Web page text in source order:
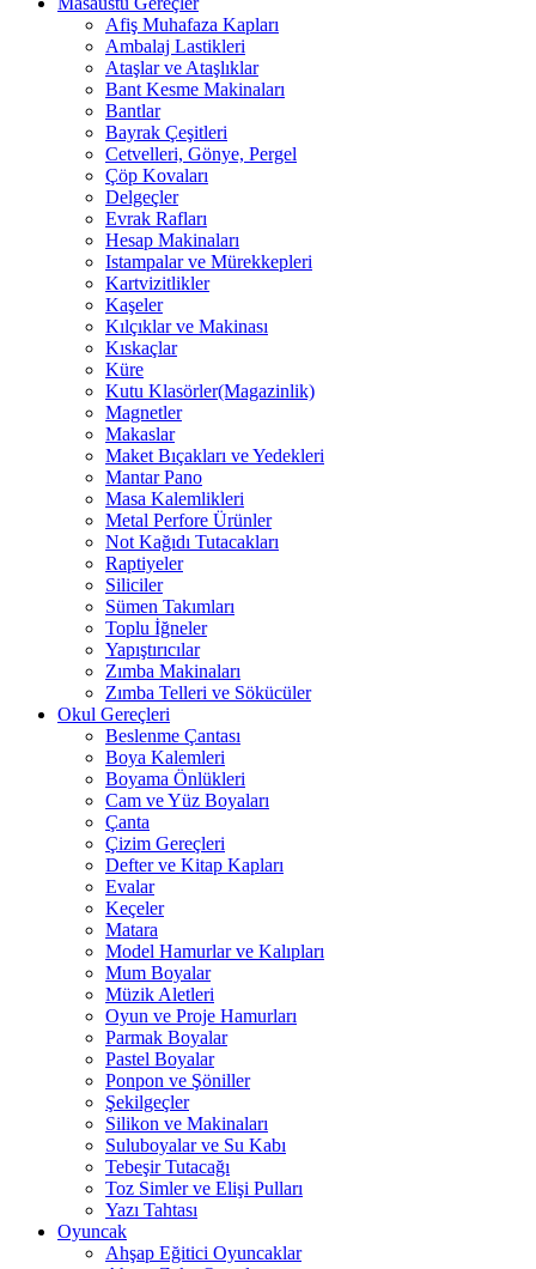
Afiş Muhafaza Kapları
Ambalaj Lastikleri
Ataşlar ve Ataşlıklar
Bant Kesme Makinaları
Bantlar
Bayrak Çeşitleri
Cetvelleri, Gönye, Pergel
Çöp Kovaları
Delgeçler
Evrak Rafları
Hesap Makinaları
Istampalar ve Mürekkepleri
Kartvizitlikler
Kaşeler
Kılçıklar ve Makinası
Kıskaçlar
Küre
Kutu Klasörler(Magazinlik)
Magnetler
Makaslar
Maket Bıçakları ve Yedekleri
Mantar Pano
Masa Kalemlikleri
Metal Perfore Ürünler
Not Kağıdı Tutacakları
Raptiyeler
Siliciler
Sümen Takımları
Toplu İğneler
Yapıştırıcılar
Zımba Makinaları
Zımba Telleri ve Sökücüler
Okul Gereçleri
Beslenme Çantası
Boya Kalemleri
Boyama Önlükleri
Cam ve Yüz Boyaları
Çanta
Çizim Gereçleri
Defter ve Kitap Kapları
Evalar
Keçeler
Matara
Model Hamurlar ve Kalıpları
Mum Boyalar
Müzik Aletleri
Oyun ve Proje Hamurları
Parmak Boyalar
Pastel Boyalar
Ponpon ve Şöniller
Şekilgeçler
Silikon ve Makinaları
Suluboyalar ve Su Kabı
Tebeşir Tutacağı
Toz Simler ve Elişi Pulları
Yazı Tahtası
Oyuncak
Ahşap Eğitici Oyuncaklar